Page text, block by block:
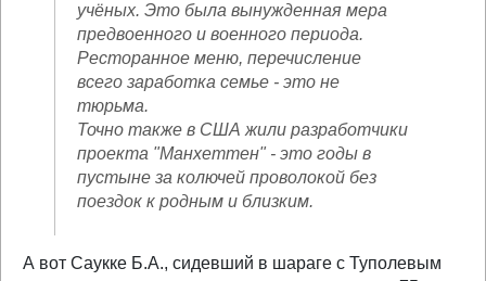
учёных. Это была вынужденная мера
предвоенного и военного периода.
Ресторанное меню, перечисление
всего заработка семье - это не
тюрьма.
Точно также в США жили разработчики
проекта "Манхеттен" - это годы в
пустыне за колючей проволокой без
поездок к родным и близким.
А вот Саукке Б.А., сидевший в шараге с Туполевым